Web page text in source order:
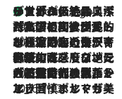
3 Hours Ago
リスボンの絶品スイーツ「パステル・デ・ナタ」とは？ポルトガル伝統の奥深い世界へ
2026.7.27
「私の祖国はポルトガル語です」国民的詩人フェルナンド・ペソアと、彼が愛した文学の街を歩く
2026.7.26
ポルトガル近海が育む極上の海の幸。キリリと冷えた白ワインと愉しむ、シーフード専門店の贅沢
2026.7.22
伝統の味をモダンに昇華。高感度な地元客が集う、リスボンの最旬ガストロノミー
2026.7.21
大航海時代の栄華から、震災、独裁、そして革命へ。ポルトガル・首都リスボンの石畳に刻まれた「歴史の光と影」
2026.7.13
エッセイ・ヤマザキマリ「慎ましくも美しき国 ポルトガル」